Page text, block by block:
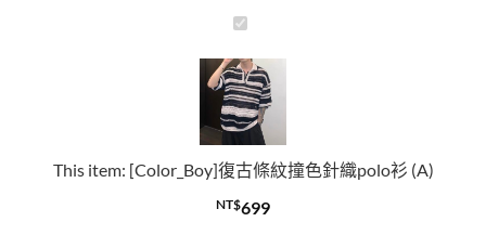
[Color_Boy]
古
條
紋
撞
色
針
This item: [Color_Boy]復古條紋撞色針織polo衫 (A)
NT$699